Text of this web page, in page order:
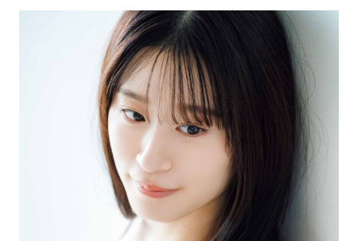
ショッピング その他